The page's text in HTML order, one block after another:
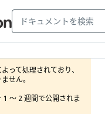
って処理されており、
せん。
～ 2 週間で公開されま